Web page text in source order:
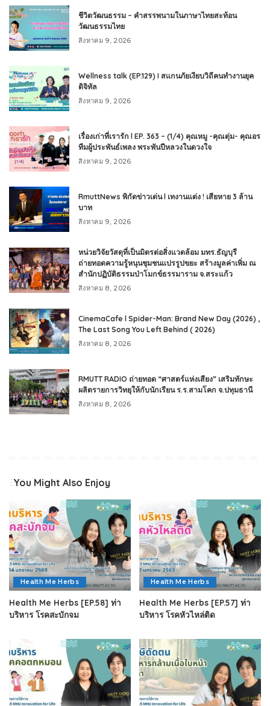
ชีวิตวัฒนธรรม – คำสรรพนามในภาษาไทยสะท้อน
วัฒนธรรมไทย
สิงหาคม 9, 2026
Wellness talk (EP.129) I สแกนภัยเงียบวิถีคนทำงานยุค
ดิจิทัล
สิงหาคม 9, 2026
เรื่องเก่าที่เรารัก l EP. 363 – (1/4) คุณหมู -คุณตุ่ม- คุณอร
ทีมผู้ประพันธ์เพลง พระพันปีหลวงในดวงใจ
สิงหาคม 9, 2026
RmuttNews พิกัดข่าวเด่น l เทงานแต่ง ! เสียหาย 3 ล้าน
บาท
สิงหาคม 9, 2026
หน่วยวิจัยวัสดุที่เป็นมิตรต่อสิ่งแวดล้อม มทร.ธัญบุรี
ถ่ายทอดความรู้หนุนชุมชนแปรรูปขยะ สร้างมูลค่าเพิ่ม ณ
สำนักปฏิบัติธรรมป่าโมกข์ธรรมาราม จ.สระแก้ว
สิงหาคม 8, 2026
CinemaCafe l Spider-Man: Brand New Day (2026) ,
The Last Song You Left Behind ( 2026)
สิงหาคม 8, 2026
RMUTT RADIO ถ่ายทอด “ศาสตร์แห่งเสียง” เสริมทักษะ
ผลิตรายการวิทยุให้กับนักเรียน ร.ร.สามโคก จ.ปทุมธานี
สิงหาคม 8, 2026
You Might Also Enjoy
Health Me Herbs
Health Me Herbs [EP.58] ท่า
บริหาร โรคสะบักจม
Health Me Herbs
Health Me Herbs [EP.57] ท่า
บริหาร โรคหัวไหล่ติด